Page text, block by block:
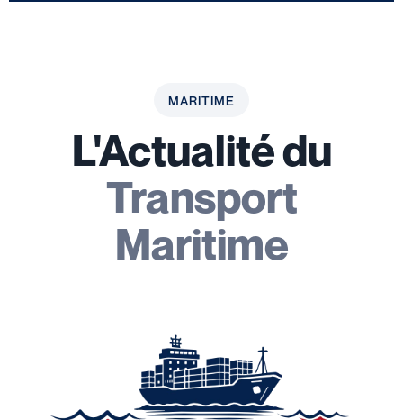
MARITIME
L'Actualité du
Transport
Maritime